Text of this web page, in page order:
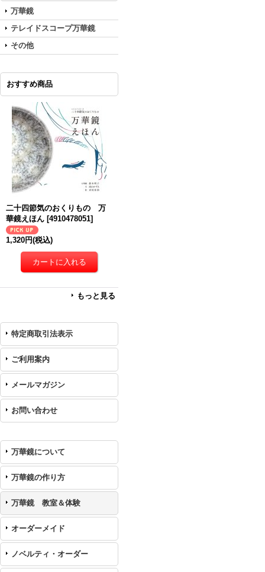
万華鏡
テレイドスコープ万華鏡
その他
おすすめ商品
二十四節気のおくりもの 万
華鏡えほん [4910478051]
1,320円(税込)
もっと見る
特定商取引法表示
ご利用案内
メールマガジン
お問い合わせ
万華鏡について
万華鏡の作り方
万華鏡 教室＆体験
オーダーメイド
ノベルティ・オーダー